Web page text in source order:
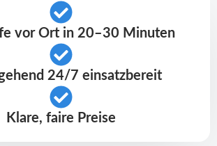
vor Ort in 20–30 Minuten
24/7 einsatzbereit
Klare, faire Preise